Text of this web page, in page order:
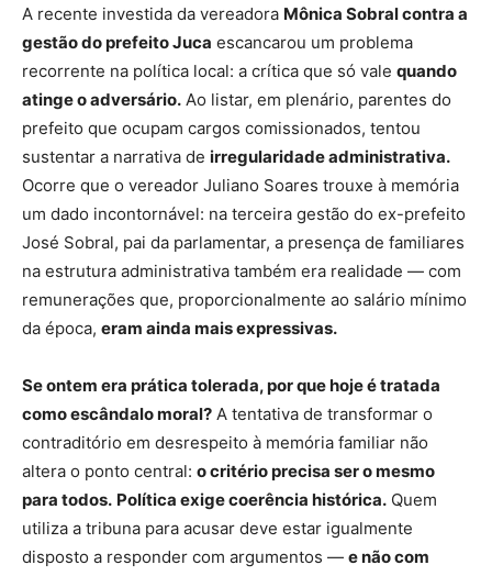
A recente investida da vereadora Mônica Sobral contra a
gestão do prefeitoJuca escancarou um problema
recorrente na política local: a crítica que só vale quando
atinge o adversário. Ao listar, em plenário, parentes do
prefeito que ocupam cargos comissionados, tentou
sustentar a narrativa de irregularidade administrativa.
Ocorre que o vereador Juliano Soares trouxe à memória
um dado incontornável: na terceira gestão do ex-prefeito
José Sobral, pai da parlamentar, a presença de familiares
na estrutura administrativa também era realidade — com
remunerações que, proporcionalmente ao salário mínimo
da época, eram ainda mais expressivas.
Se ontem era prática tolerada, por que hoje é tratada
como escândalo moral? A tentativa de transformar o
contraditório em desrespeito à memória familiar não
altera o ponto central: o critério precisa ser o mesmo
para todos. Política exige coerência histórica. Quem
utiliza a tribuna para acusar deve estar igualmente
disposto a responder com argumentos — e não com